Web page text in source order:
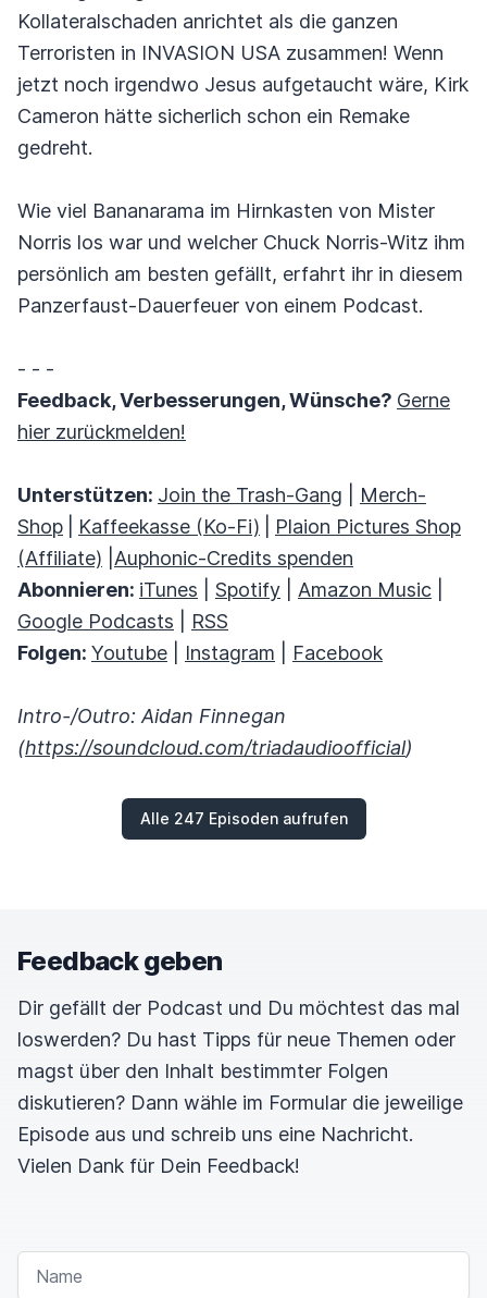
Kollateralschaden anrichtet als die ganzen
Terroristen in INVASION USA zusammen! Wenn
jetzt noch irgendwo Jesus aufgetaucht wäre, Kirk
Cameron hätte sicherlich schon ein Remake
gedreht.
Wie viel Bananarama im Hirnkasten von Mister
Norris los war und welcher Chuck Norris-Witz ihm
persönlich am besten gefällt, erfahrt ihr in diesem
Panzerfaust-Dauerfeuer von einem Podcast.
- - -
Feedback, Verbesserungen, Wünsche? Gerne
hier zurückmelden!
Unterstützen: Join the Trash-Gang
Merch-
Shop
Kaffeekasse (Ko-Fi)
Plaion Pictures Shop
(Affiliate)
Auphonic-Credits spenden
Abonnieren: iTunes Spotify Amazon Music
Google Podcasts
RSS
Folgen: Youtube Instagram Facebook
Intro-/Outro: Aidan Finnegan
(https://soundcloud.com/triadaudioofficial)
Alle 247 Episoden aufrufen
Feedback geben
Dir gefällt der Podcast und Du möchtest das mal
loswerden? Du hast Tipps für neue Themen oder
magst über den Inhalt bestimmter Folgen
diskutieren? Dann wähle im Formular die jeweilige
Episode aus und schreib uns eine Nachricht.
Vielen Dank für Dein Feedback!
NAME